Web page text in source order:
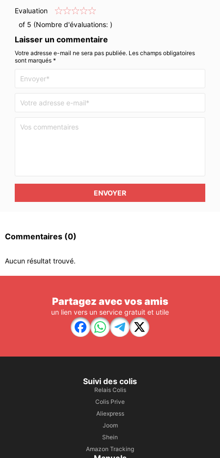
Evaluation
of 5 (Nombre d'évaluations: )
Laisser un commentaire
Votre adresse e-mail ne sera pas publiée. Les champs obligatoires
sont marqués *
ENVOYER
Commentaires (0)
Aucun résultat trouvé.
Partagez avec vos amis
un lien vers un service gratuit et utile
Suivi des colis
Relais Colis
Colis Prive
Aliexpress
Joom
Shein
Amazon Tracking